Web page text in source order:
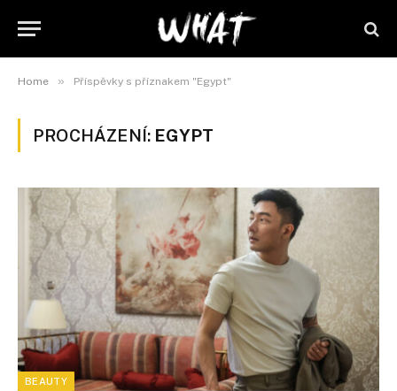
Home » Příspěvky s příznakem "Egypt"
PROCHÁZENÍ: EGYPT
BEAUTY